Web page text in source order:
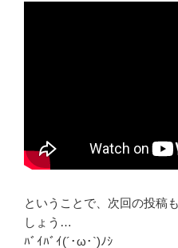
ということで、次回の投稿
しょう…
ﾊﾞｲﾊﾞｲ(´･ω･`)ﾉｼ